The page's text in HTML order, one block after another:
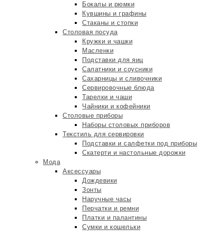
Бокалы и рюмки
Кувшины и графины
Стаканы и стопки
Столовая посуда
Кружки и чашки
Масленки
Подставки для яиц
Салатники и соусники
Сахарницы и сливочники
Сервировочные блюда
Тарелки и чаши
Чайники и кофейники
Столовые приборы
Наборы столовых приборов
Текстиль для сервировки
Подставки и салфетки под приборы
Скатерти и настольные дорожки
Мода
Аксессуары
Дождевики
Зонты
Наручные часы
Перчатки и ремни
Платки и палантины
Сумки и кошельки